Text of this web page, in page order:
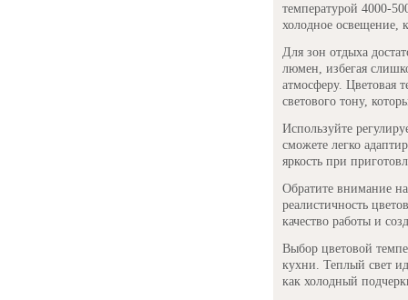
температурой 4000-
холодное освещение,
Для зон отдыха
люмен, избегая
атмосферу. Цветовая
светового тону,
Используйте
сможете легко
яркость при
Обратите внимание
реалистичность
качество работы и
Выбор цветовой
кухни. Теплый свет
как холодный